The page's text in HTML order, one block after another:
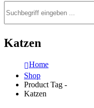
Katzen
Home
Shop
Product Tag -
Katzen